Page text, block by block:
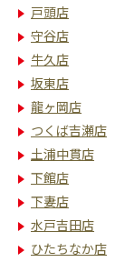
戸頭店
守谷店
牛久店
坂東店
龍ヶ岡店
つくば吉瀬店
土浦中貫店
下館店
下妻店
水戸吉田店
ひたちなか店